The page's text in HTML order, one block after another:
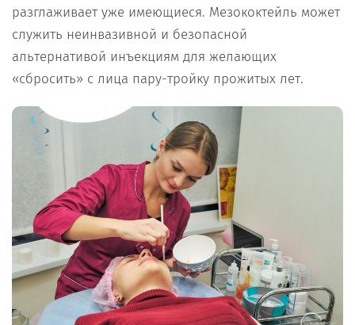
разглаживает уже имеющиеся. Мезококтейль может
служить неинвазивной и безопасной
альтернативой инъекциям для желающих
«сбросить» с лица пару-тройку прожитых лет.